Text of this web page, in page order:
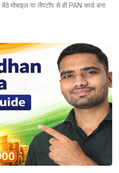
मोबाइल या लैपटॉप से ही PAN कार्ड बना